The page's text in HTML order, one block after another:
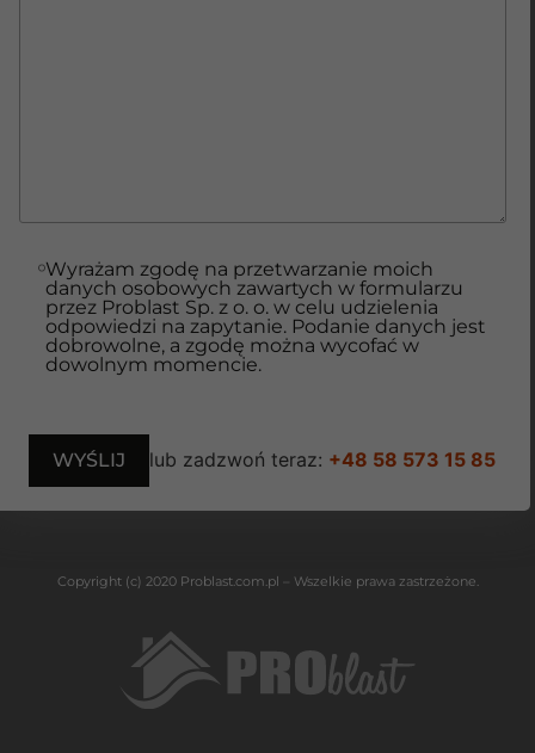
Wyrażam zgodę na przetwarzanie moich
danych osobowych zawartych w formularzu
przez Problast Sp. z o. o. w celu udzielenia
odpowiedzi na zapytanie. Podanie danych jest
dobrowolne, a zgodę można wycofać w
dowolnym momencie.
lub zadzwoń teraz: +48 58 573 15 85
Copyright (c) 2020 Problast.com.pl – Wszelkie prawa zastrzeżone.